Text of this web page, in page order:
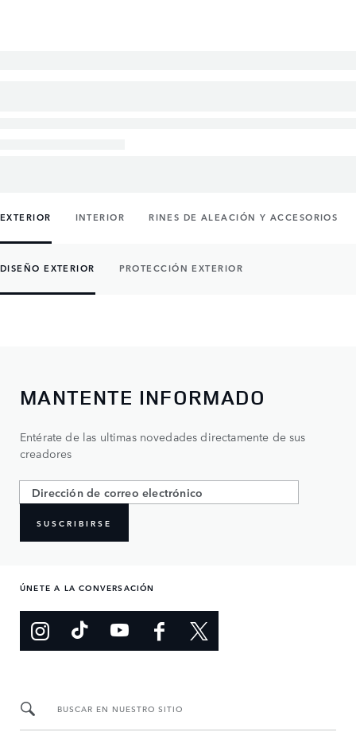
EXTERIOR INTERIOR RINES DE ALEACIÓN Y ACCESORIOS
DISEÑO EXTERIOR PROTECCIÓN EXTERIOR
MANTENTE INFORMADO
Entérate de las ultimas novedades directamente de sus
creadores
SUSCRIBIRSE
ÚNETE A LA CONVERSACIÓN
BUSCAR EN NUESTRO SITIO